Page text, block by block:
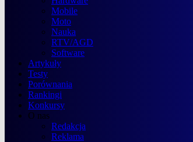
Mobile
Moto
Nauka
RTV/AGD
Software
Artykuły
Testy
Porównania
Rankingi
Konkursy
O nas
Redakcja
Reklama